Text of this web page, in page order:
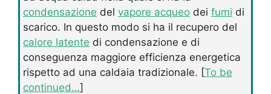
condensazione del vapore acqueo dei fumi di
scarico. In questo modo si ha il recupero del
calore latente di condensazione e di
conseguenza maggiore efficienza energetica
rispetto ad una caldaia tradizionale. [To be
continued…]